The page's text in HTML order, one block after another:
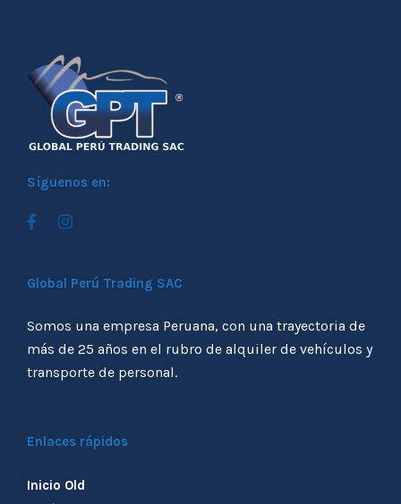
Síguenos en:
Global Perú Trading SAC
Somos una empresa Peruana, con una trayectoria de
más de 25 años en el rubro de alquiler de vehículos y
transporte de personal.
Enlaces rápidos
Inicio Old